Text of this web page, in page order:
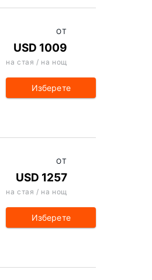
ОТ
USD 1009
на стая / на нощ
Изберете
ОТ
USD 1257
на стая / на нощ
Изберете